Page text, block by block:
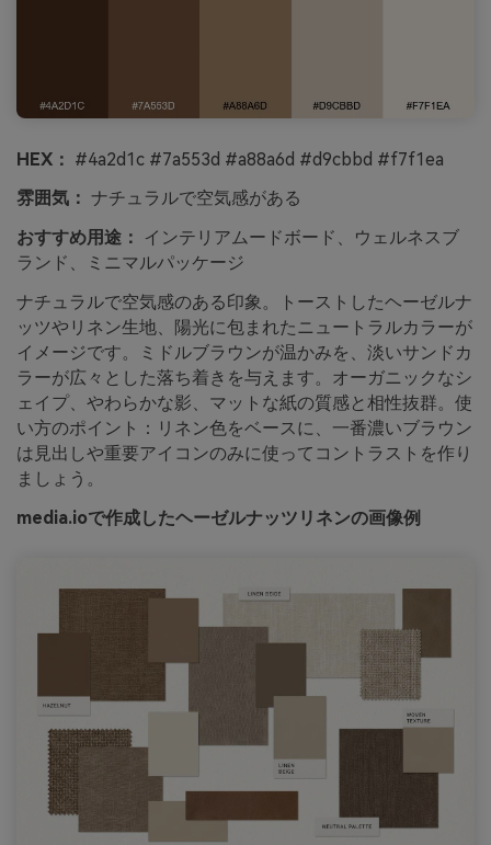
HEX： #4a2d1c #7a553d #a88a6d #d9cbbd #f7f1ea
雰囲気： ナチュラルで空気感がある
おすすめ用途：
インテリアムードボード、ウェルネスブ
ランド、ミニマルパッケージ
ナチュラルで空気感のある印象。トーストしたヘーゼルナ
ッツやリネン生地、陽光に包まれたニュートラルカラーが
イメージです。ミドルブラウンが温かみを、淡いサンドカ
ラーが広々とした落ち着きを与えます。オーガニックなシ
ェイプ、やわらかな影、マットな紙の質感と相性抜群。使
い方のポイント：リネン色をベースに、一番濃いブラウン
は見出しや重要アイコンのみに使ってコントラストを作り
ましょう。
media.ioで作成したヘーゼルナッツリネンの画像例